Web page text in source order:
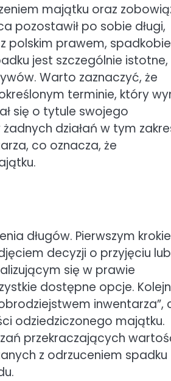
majątku oraz
pozostawił po sobie długi,
polskim prawem,
jest szczególnie istotne,
Warto zaznaczyć, że
terminie, który
się o tytule swojego
działań w tym
co oznacza, że
długów. Pierwszym
decyzji o przyjęciu lub
się w prawie
dostępne opcje.
inwentarza”,
odziedziczonego majątku.
przekraczających
z odrzuceniem spadku